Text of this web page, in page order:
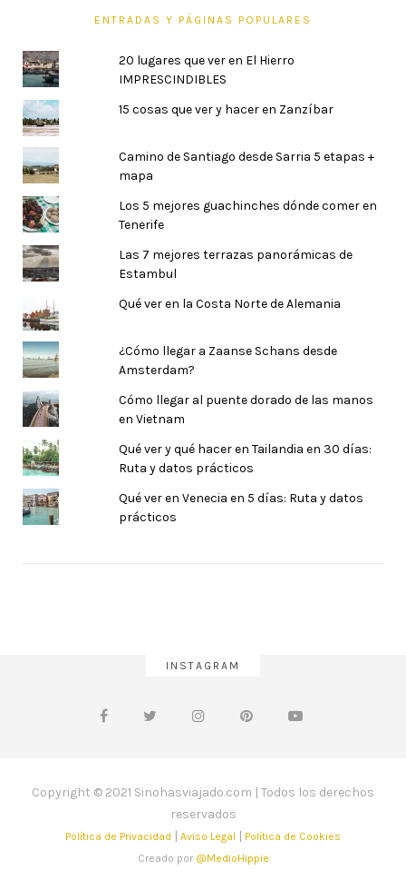
ENTRADAS Y PÁGINAS POPULARES
20 lugares que ver en El Hierro
IMPRESCINDIBLES
15 cosas que ver y hacer en Zanzíbar
Camino de Santiago desde Sarria 5 etapas +
mapa
Los 5 mejores guachinches dónde comer en
Tenerife
Las 7 mejores terrazas panorámicas de
Estambul
Qué ver en la Costa Norte de Alemania
¿Cómo llegar a Zaanse Schans desde
Amsterdam?
Cómo llegar al puente dorado de las manos
en Vietnam
Qué ver y qué hacer en Tailandia en 30 días:
Ruta y datos prácticos
Qué ver en Venecia en 5 días: Ruta y datos
prácticos
INSTAGRAM
Copyright © 2021 Sinohasviajado.com | Todos los derechos
reservados
Política de Privacidad | Aviso Legal | Política de Cookies
Creado por @MedioHippie